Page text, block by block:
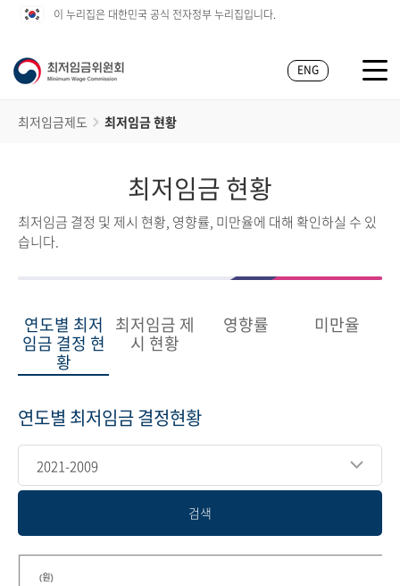
이 누리집은 대한민국 공식 전자정부 누리집입니다.
ENG
최저임금제도 최저임금 현황
최저임금 현황
최저임금 결정 및 제시 현황, 영향률, 미만율에 대해 확인하실 수 있
습니다.
연도별 최저
임금 결정 현
황
최저임금 제
시 현황
영향률 미만율
연도별 최저임금 결정현황
2021-2009
검색